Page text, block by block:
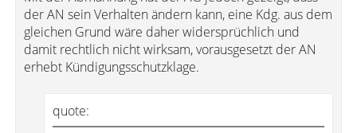
der AN sein Verhalten ändern kann, eine Kdg. aus dem
gleichen Grund wäre daher widersprüchlich und
damit rechtlich nicht wirksam, vorausgesetzt der AN
erhebt Kündigungsschutzklage.
quote: